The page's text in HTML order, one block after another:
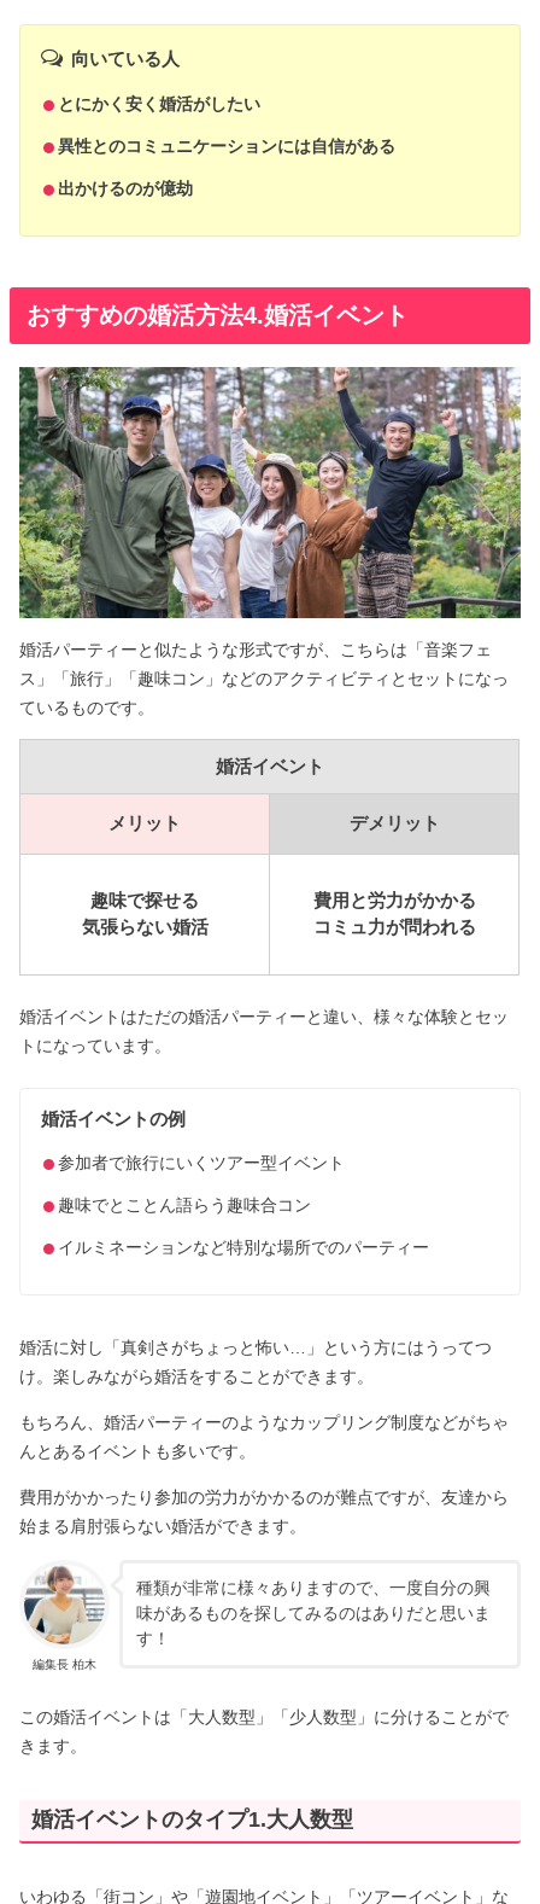
向いている人
とにかく安く婚活がしたい
異性とのコミュニケーションには自信がある
出かけるのが億劫
おすすめの婚活方法4.婚活イベント
婚活パーティーと似たような形式ですが、こちらは「音楽フェ
ス」「旅行」「趣味コン」などのアクティビティとセットになっ
ているものです。
婚活イベント
メリット デメリット
趣味で探せる
気張らない婚活
費用と労力がかかる
コミュ力が問われる
婚活イベントはただの婚活パーティーと違い、様々な体験とセッ
トになっています。
婚活イベントの例
参加者で旅行にいくツアー型イベント
趣味でとことん語らう趣味合コン
イルミネーションなど特別な場所でのパーティー
婚活に対し「真剣さがちょっと怖い…」という方にはうってつ
け。楽しみながら婚活をすることができます。
もちろん、婚活パーティーのようなカップリング制度などがちゃ
んとあるイベントも多いです。
費用がかかったり参加の労力がかかるのが難点ですが、友達から
始まる肩肘張らない婚活ができます。
編集長 柏木
種類が非常に様々ありますので、一度自分の興
味があるものを探してみるのはありだと思いま
す！
この婚活イベントは「大人数型」「少人数型」に分けることがで
きます。
婚活イベントのタイプ1.大人数型
いわゆる「街コン」や「遊園地イベント」「ツアーイベント」な